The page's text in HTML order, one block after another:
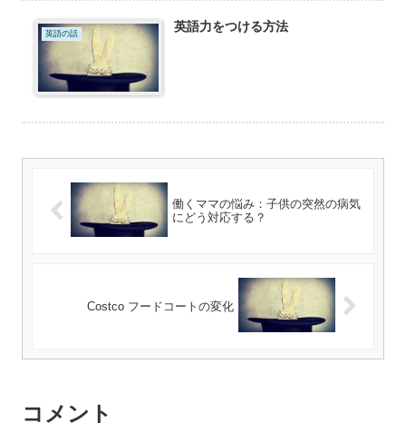
英語の話 英語力をつける方法
働くママの悩み：子供の突然の病気
にどう対応する？
Costco フードコートの変化
コメント